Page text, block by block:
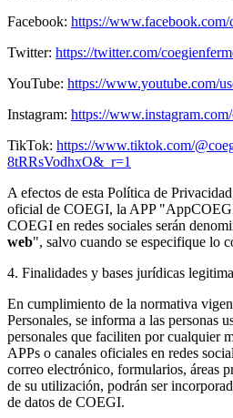
Facebook: https://www.facebook.com/
Twitter: https://twitter.com/
YouTube: https://www.youtube.com/
Instagram: https://
TikTok: https://www.tiktok.com/
8tRRsVodhxO&_r=1
A efectos de esta Política de
oficial de COEGI, la APP
COEGI en redes sociales serán
web", salvo cuando se especifique lo
4. Finalidades y bases jurídicas
En cumplimiento de la normativa
Personales, se informa a las personas
personales que faciliten por cualquier
APPs o canales oficiales en redes
correo electrónico, formularios, áreas
de su utilización, podrán ser
de datos de COEGI.